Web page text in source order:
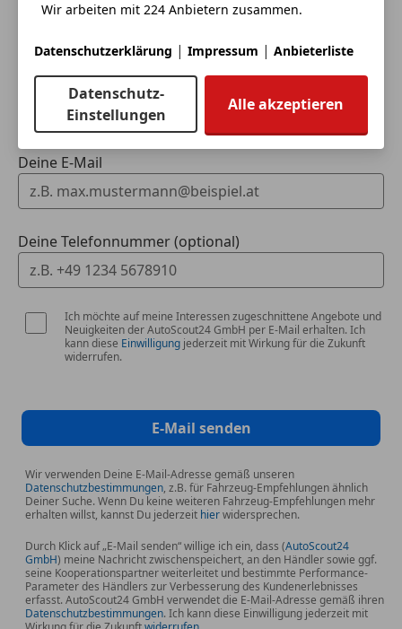
Fahrzeugdaten hinzufügen
Dein Name
Deine E-Mail
Deine Telefonnummer (optional)
Ich möchte auf meine Interessen zugeschnittene Angebote und
Neuigkeiten der AutoScout24 GmbH per E-Mail erhalten. Ich
kann diese Einwilligung jederzeit mit Wirkung für die Zukunft
widerrufen.
E-Mail senden
Wir verwenden Deine E-Mail-Adresse gemäß unseren
Datenschutzbestimmungen, z.B. für Fahrzeug-Empfehlungen ähnlich
Deiner Suche. Wenn Du keine weiteren Fahrzeug-Empfehlungen mehr
erhalten willst, kannst Du jederzeit hierwidersprechen.
Durch Klick auf „E-Mail senden“ willige ich ein, dass (AutoScout24
GmbH) meine Nachricht zwischenspeichert, an den Händler sowie ggf.
seine Kooperationspartner weiterleitet und bestimmte Performance-
Parameter des Händlers zur Verbesserung des Kundenerlebnisses
erfasst. AutoScout24 GmbH verwendet die E-Mail-Adresse gemäß ihren
Datenschutzbestimmungen. Ich kann diese Einwilligung jederzeit mit
Wir arbeiten mit 224 Anbietern zusammen.
Datenschutzerklärung | Impressum | Anbieterliste
Datenschutz-
Einstellungen
Alle akzeptieren